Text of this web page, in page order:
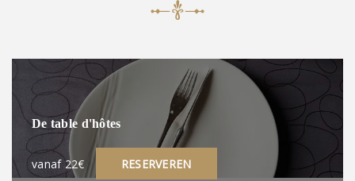
De table d'hôtes
vanaf 22€ RESERVEREN